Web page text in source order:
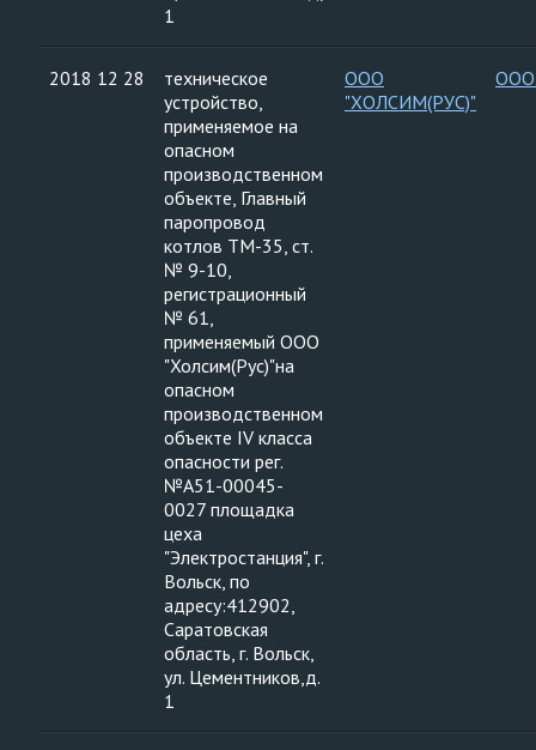
1
2018 12 28
техническое
устройство,
применяемое на
опасном
производственном
объекте, Главный
паропровод
котлов ТМ-35, ст.
№ 9-10,
регистрационный
№ 61,
применяемый ООО
"Холсим(Рус)"на
опасном
производственном
объекте IV класса
опасности рег.
№А51-00045-
0027 площадка
цеха
"Электростанция", г.
Вольск, по
адресу:412902,
Саратовская
область, г. Вольск,
ул. Цементников,д.
1
ООО
"ХОЛСИМ(РУС)"
ООО